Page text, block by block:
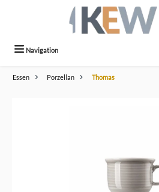
Navigation
Essen Porzellan Thomas